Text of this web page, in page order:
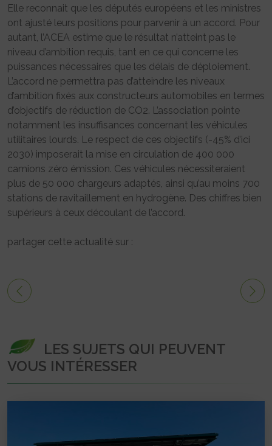
Elle reconnait que les députés européens et les ministres
ont ajusté leurs positions pour parvenir à un accord. Pour
autant, l’ACEA estime que le résultat n’atteint pas le
niveau d’ambition requis, tant en ce qui concerne les
puissances nécessaires que les délais de déploiement.
L’accord ne permettra pas d’atteindre les niveaux
d’ambition fixés aux constructeurs automobiles en termes
d’objectifs de réduction de CO2. L’association pointe
notamment les insuffisances concernant les véhicules
utilitaires lourds. Le respect de ces objectifs (-45% d’ici
2030) imposerait la mise en circulation de 400 000
camions zéro émission. Ces véhicules nécessiteraient
plus de 50 000 chargeurs adaptés, ainsi qu’au moins 700
stations de ravitaillement en hydrogène. Des chiffres bien
supérieurs à ceux découlant de l’accord.
partager cette actualité sur :
LES SUJETS QUI PEUVENT
VOUS INTÉRESSER